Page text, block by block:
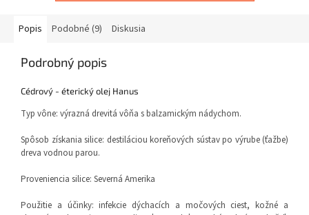
Popis Podobné (9) Diskusia
Podrobný popis
Cédrový - éterický olej Hanus
Typ vône: výrazná drevitá vôňa s balzamickým nádychom.
Spôsob získania silice: destiláciou koreňových sústav po výrube (ťažbe)
dreva vodnou parou.
Proveniencia silice: Severná Amerika
Použitie a účinky: infekcie dýchacích a močových ciest, kožné a